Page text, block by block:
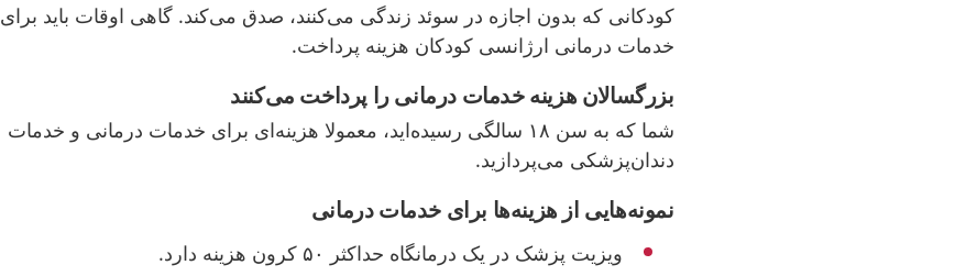
کودکانی که بدون اجازه در سوئد زندگی می‌کنند، صدق می‌کند. گاهی اوقات باید برای
خدمات درمانی ارژانسی کودکان هزینه پرداخت.
بزرگسالان هزینه‌ خدمات درمانی را پرداخت میکنند
شما که به سن ۱۸ سالگی رسیده‌اید، معمولا هزینه‌ای برای خدمات درمانی و خدمات
دندان‌پزشکی می‌پردازید.
نمونههایی از هزینهها برای خدمات درمانی
ویزیت پزشک در یک درمانگاه حداکثر ۵۰ کرون هزینه دارد.